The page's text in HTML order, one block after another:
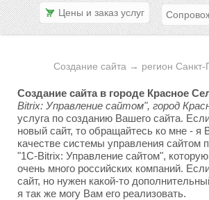
Цены и заказ услуг
Создание сайта → регион
Создание сайта в городе Красное
Bitrix: Управление сайтом", город
услуга по созданию Вашего сайта.
новый сайт, то обращайтесь ко мне - я
качестве системы управления сайтом
"1C-Bitrix: Управление сайтом",
очень много российских компаний.
сайт, но нужен какой-то
я так же могу Вам его реализовать.